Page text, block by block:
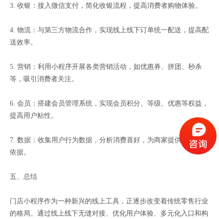
3. 收银：接入微信支付，简化收银流程，提高消费者购物体验。
4. 物流：与第三方物流合作，实现线上线下订单统一配送，提高配
送效率。
5. 营销：利用小程序开展各类营销活动，如优惠券、拼团、秒杀
等，吸引消费者关注。
6. 会员：搭建会员管理系统，实现会员积分、等级、优惠等权益，
提高用户粘性。
7. 数据：收集用户行为数据，分析消费喜好，为商家提供精准营销
依据。
五、总结
门店小程序作为一种新兴的线上工具，正逐步改变着传统零售行业
的格局。通过线上线下无缝对接、优化用户体验、多元化入口和构